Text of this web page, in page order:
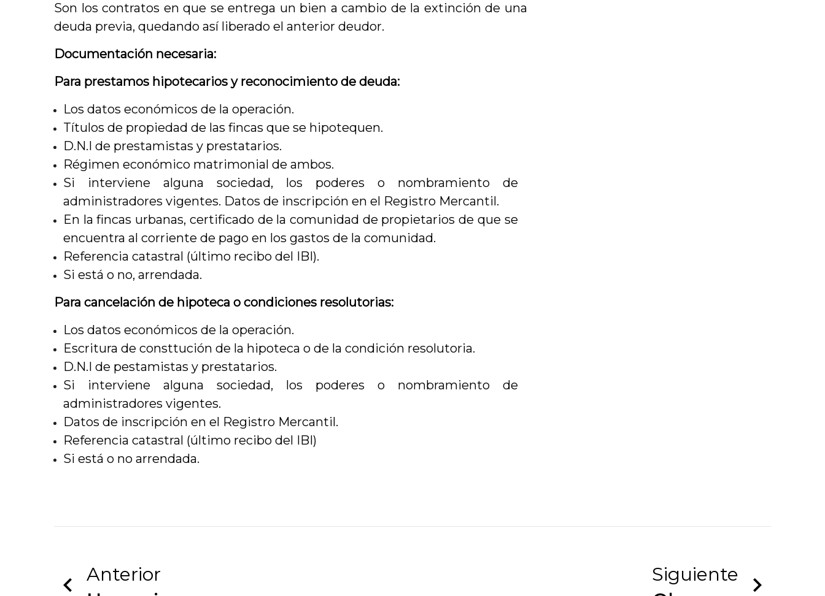
Son los contratos en que se entrega un bien a cambio de la extinción de una
deuda previa, quedando así liberado el anterior deudor.
Documentación necesaria:
Para prestamos hipotecarios y reconocimiento de deuda:
Los datos económicos de la operación.
Títulos de propiedad de las fincas que se hipotequen.
D.N.I de prestamistas y prestatarios.
Régimen económico matrimonial de ambos.
Si interviene alguna sociedad, los poderes o nombramiento de
administradores vigentes. Datos de inscripción en el Registro Mercantil.
En la fincas urbanas, certificado de la comunidad de propietarios de que se
encuentra al corriente de pago en los gastos de la comunidad.
Referencia catastral (último recibo del IBI).
Si está o no, arrendada.
Para cancelación de hipoteca o condiciones resolutorias:
Los datos económicos de la operación.
Escritura de consttución de la hipoteca o de la condición resolutoria.
D.N.I de pestamistas y prestatarios.
Si interviene alguna sociedad, los poderes o nombramiento de
administradores vigentes.
Datos de inscripción en el Registro Mercantil.
Referencia catastral (último recibo del IBI)
Si está o no arrendada.
Anterior
Siguiente